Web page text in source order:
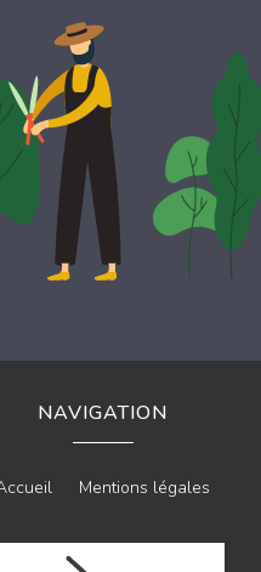
NAVIGATION
Mentions légales